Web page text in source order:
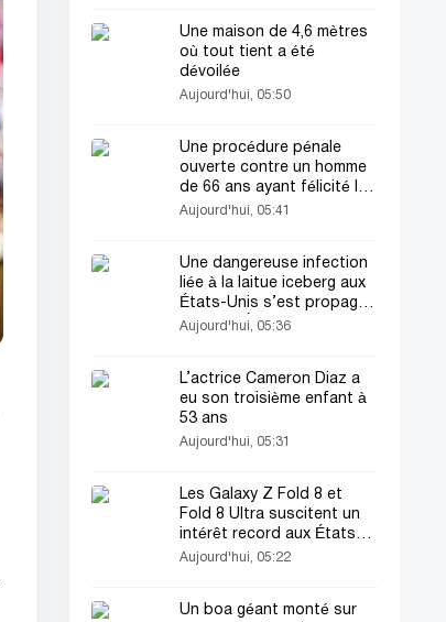
Une maison de 4,6 mètres
où tout tient a été
dévoilée
Aujourd'hui, 05:50
Une procédure pénale
ouverte contre un homme
de 66 ans ayant félicité les
mariés lors d’un mariage
Aujourd'hui, 05:41
Une dangereuse infection
liée à la laitue iceberg aux
États-Unis s’est propagée
dans 15 États !
Aujourd'hui, 05:36
L’actrice Cameron Diaz a
eu son troisième enfant à
53 ans
Aujourd'hui, 05:31
Les Galaxy Z Fold 8 et
Fold 8 Ultra suscitent un
intérêt record aux États-
Unis
Aujourd'hui, 05:22
Un boa géant monté sur